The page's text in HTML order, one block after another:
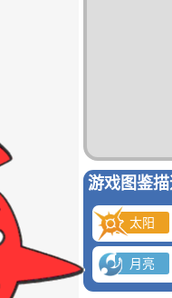
游戏图鉴
太阳
月亮